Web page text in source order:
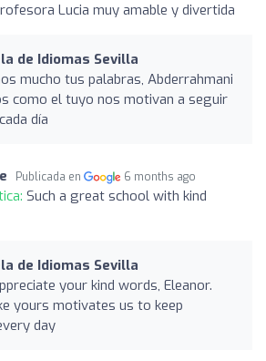
Lucia muy amable y divertida
de Idiomas Sevilla
mucho tus palabras, Abderrahmani
como el tuyo nos motivan a seguir
día
Publicada en 6 months ago
Such a great school with kind
de Idiomas Sevilla
your kind words, Eleanor.
yours motivates us to keep
day